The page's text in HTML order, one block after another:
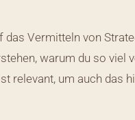
Vermitteln von
warum du so viel
relevant, um auch das